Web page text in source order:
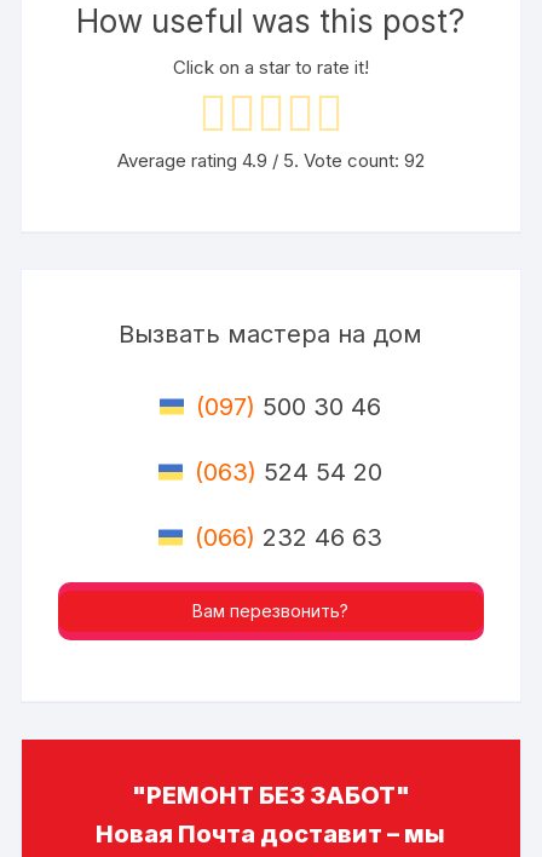
How useful was this post?
Click on a star to rate it!
Average rating 4.9 / 5. Vote count: 92
Вызвать мастера на дом
(097) 500 30 46
(063) 524 54 20
(066) 232 46 63
Вам перезвонить?
"РЕМОНТ БЕЗ ЗАБОТ"
Новая Почта доставит – мы